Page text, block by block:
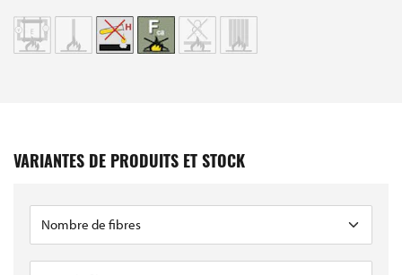
VARIANTES DE PRODUITS ET STOCK